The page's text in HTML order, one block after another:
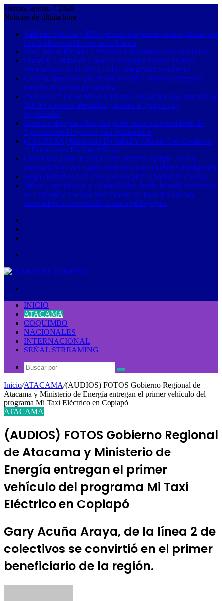
viernes, agosto 7 2026
Noticias de última hora
Vallenar: Fiscalía y PDI ejecutan diligencias investigativas por
homicidio ocurrido con arma blanca
SAG reitera llamado a feriantes a inscribirse ante el servicio
Fiscal de Unidad de Causas Complejas expuso en foro
internacional de la APEC sobre integridad económica
Caldera: Imputado por delito de robo a vivienda cumplirá
cautelar de prisión preventiva
Presunto tráfico de niños haitianos: Fiscal dice que son más de
200 los menores afectados y apunta a “grupo muy
organizado”
Ausenco designa a Sam Izaguirre como vicepresidente de
Ejecución de Proyectos para Sudamérica
(CALDERA) Ministerio De Salud Y Oficina Grd Certifican
A Formadores En Salud Mental
CEIM será parte de Smart City Summit Iquique 2026 y
abordará el rol del capital humano en las ciudades inteligentes
juegos infantiles será renovado en plaza condell de caldera.
Música, aprendizaje y colaboración: Jardín Infantil Amanecer
de Copiapó y Escuela San Vicente de Paul desarrollan
innovadora in-tervención artístico-pedagógica
INICIO
ATACAMA
COQUIMBO
NACIONALES
INTERNACIONAL
SEÑAL STREAMING
Buscar
por
Inicio/ATACAMA/(AUDIOS) FOTOS Gobierno Regional de
Atacama y Ministerio de Energía entregan el primer vehículo del
programa Mi Taxi Eléctrico en Copiapó
ATACAMA
(AUDIOS) FOTOS Gobierno Regional
de Atacama y Ministerio de
Energía entregan el primer
vehículo del programa Mi Taxi
Eléctrico en Copiapó
Gary Acuña Araya, de la línea 2 de
colectivos se convirtió en el primer
beneficiario de la región.